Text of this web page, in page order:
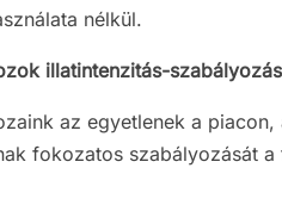
nélkül.
illatintenzitás-
az egyetlenek a
fokozatos szabályozását